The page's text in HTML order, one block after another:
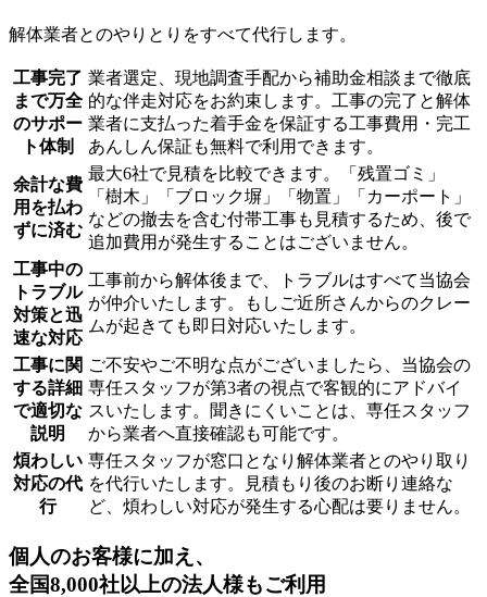
解体業者とのやりとりをすべて代行します。
工事完了
まで万全
のサポー
ト体制
業者選定、現地調査手配から補助金相談まで徹底
的な伴走対応をお約束します。工事の完了と解体
業者に支払った着手金を保証する工事費用・完工
あんしん保証も無料で利用できます。
余計な費
用を払わ
ずに済む
最大6社で見積を比較できます。「残置ゴミ」
「樹木」「ブロック塀」「物置」「カーポート」
などの撤去を含む付帯工事も見積するため、後で
追加費用が発生することはございません。
工事中の
トラブル
対策と迅
速な対応
工事前から解体後まで、トラブルはすべて当協会
が仲介いたします。もしご近所さんからのクレー
ムが起きても即日対応いたします。
工事に関
する詳細
で適切な
説明
ご不安やご不明な点がございましたら、当協会の
専任スタッフが第3者の視点で客観的にアドバイ
スいたします。聞きにくいことは、専任スタッフ
から業者へ直接確認も可能です。
煩わしい
対応の代
行
専任スタッフが窓口となり解体業者とのやり取り
を代行いたします。見積もり後のお断り連絡な
ど、煩わしい対応が発生する心配は要りません。
個人のお客様に加え、
全国8,000社以上の法人様もご利用